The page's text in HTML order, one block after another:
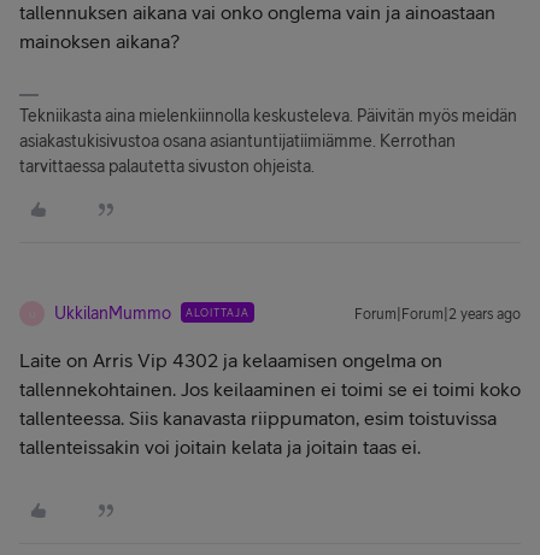
tallennuksen aikana vai onko onglema vain ja ainoastaan
mainoksen aikana?
Tekniikasta aina mielenkiinnolla keskusteleva. Päivitän myös meidän
asiakastukisivustoa osana asiantuntijatiimiämme. Kerrothan
tarvittaessa palautetta sivuston ohjeista.
UkkilanMummo ALOITTAJA Forum|Forum|2 years ago
Laite on Arris Vip 4302 ja kelaamisen ongelma on
tallennekohtainen. Jos keilaaminen ei toimi se ei toimi koko
tallenteessa. Siis kanavasta riippumaton, esim toistuvissa
tallenteissakin voi joitain kelata ja joitain taas ei.